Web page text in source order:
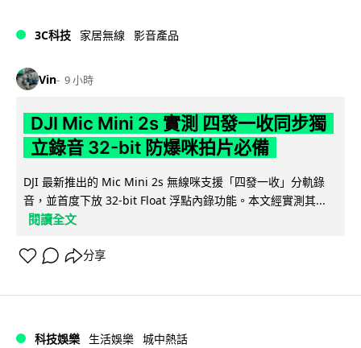
3C科技 家居無線 影音產品
Vin 9 小時
DJI Mic Mini 2s 實測 四發一收同步獨
立錄音 32-bit 防爆咪拍片必備
DJI 最新推出的 Mic Mini 2s 無線咪支援「四發一收」分軌錄
音，並首度下放 32-bit Float 浮點內錄功能。本文經實測其...
閱讀全文
分享
科技娛樂 生活娛樂 城中熱話